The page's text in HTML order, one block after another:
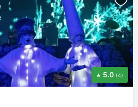
5.0 (4)